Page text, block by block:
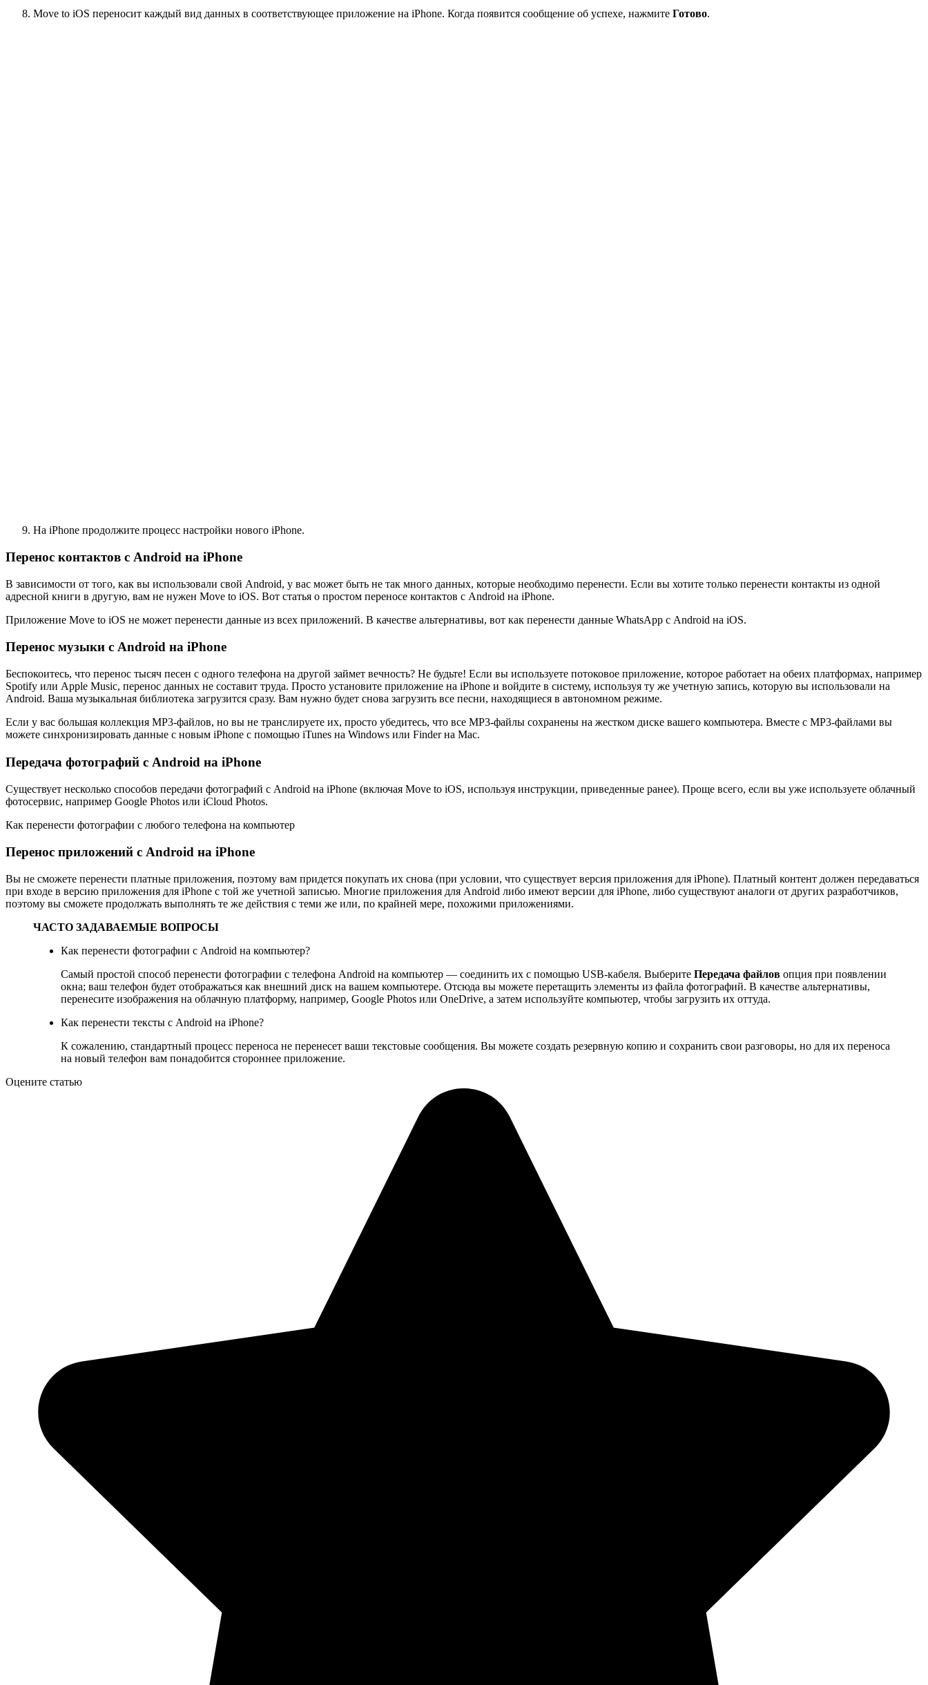
Move to iOS переносит каждый вид данных в соответствующее приложение на iPhone. Когда появится сообщение об успехе, нажмите Готово.
На iPhone продолжите процесс настройки нового iPhone.
Перенос контактов с Android на iPhone
В зависимости от того, как вы использовали свой Android, у вас может быть не так много данных, которые необходимо перенести. Если вы хотите только перенести контакты из одной
адресной книги в другую, вам не нужен Move to iOS. Вот статья о простом переносе контактов с Android на iPhone.
Приложение Move to iOS не может перенести данные из всех приложений. В качестве альтернативы, вот как перенести данные WhatsApp с Android на iOS.
Перенос музыки с Android на iPhone
Беспокоитесь, что перенос тысяч песен с одного телефона на другой займет вечность? Не будьте! Если вы используете потоковое приложение, которое работает на обеих платформах, например
Spotify или Apple Music, перенос данных не составит труда. Просто установите приложение на iPhone и войдите в систему, используя ту же учетную запись, которую вы использовали на
Android. Ваша музыкальная библиотека загрузится сразу. Вам нужно будет снова загрузить все песни, находящиеся в автономном режиме.
Если у вас большая коллекция MP3-файлов, но вы не транслируете их, просто убедитесь, что все MP3-файлы сохранены на жестком диске вашего компьютера. Вместе с MP3-файлами вы
можете синхронизировать данные с новым iPhone с помощью iTunes на Windows или Finder на Mac.
Передача фотографий с Android на iPhone
Существует несколько способов передачи фотографий с Android на iPhone (включая Move to iOS, используя инструкции, приведенные ранее). Проще всего, если вы уже используете облачный
фотосервис, например Google Photos или iCloud Photos.
Как перенести фотографии с любого телефона на компьютер
Перенос приложений с Android на iPhone
Вы не сможете перенести платные приложения, поэтому вам придется покупать их снова (при условии, что существует версия приложения для iPhone). Платный контент должен передаваться
при входе в версию приложения для iPhone с той же учетной записью. Многие приложения для Android либо имеют версии для iPhone, либо существуют аналоги от других разработчиков,
поэтому вы сможете продолжать выполнять те же действия с теми же или, по крайней мере, похожими приложениями.
ЧАСТО ЗАДАВАЕМЫЕ ВОПРОСЫ
Как перенести фотографии с Android на компьютер?
Самый простой способ перенести фотографии с телефона Android на компьютер — соединить их с помощью USB-кабеля. Выберите Передача файлов опция при появлении
окна; ваш телефон будет отображаться как внешний диск на вашем компьютере. Отсюда вы можете перетащить элементы из файла фотографий. В качестве альтернативы,
перенесите изображения на облачную платформу, например, Google Photos или OneDrive, а затем используйте компьютер, чтобы загрузить их оттуда.
Как перенести тексты с Android на iPhone?
К сожалению, стандартный процесс переноса не перенесет ваши текстовые сообщения. Вы можете создать резервную копию и сохранить свои разговоры, но для их переноса
на новый телефон вам понадобится стороннее приложение.
Оцените статью